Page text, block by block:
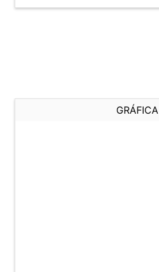
GRÁFICA